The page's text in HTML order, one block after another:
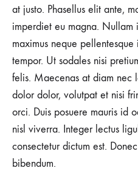
About
Summers
23,
2018
NO
at justo. Phasellus elit ante,
imperdiet eu magna. Nullam
maximus neque
tempor. Ut sodales nisi
felis. Maecenas at diam nec
dolor dolor, volutpat et nisi
orci. Duis posuere mauris id
nisl viverra. Integer lectus
consectetur dictum est.
bibendum.